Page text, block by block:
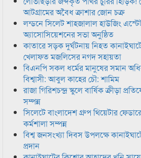
আটগ্রামের অবৈধ ক্রাশার জোন চক্র
লন্ডনে সিলেট শাহজালাল হাউজিং
অ্যাসোসিয়েশনের সভা অনুষ্ঠিত
কাতারে সড়ক দুর্ঘটনায় নিহত
খেলাফত মজলিসের নগদ সহায়তা
বিএনপি সকল ধর্মের মানুষের সমান
বিশ্বাসী: আবুল কাহের চৌ: শামিম
রাজা গিরিশচন্দ্র স্কুলে বার্ষিক ক্রীড়া
সম্পন্ন
সিলেটে বাংলাদেশ গ্রুপ থিয়েটার
কর্মশালা সম্পন্ন
বিশ্ব জনসংখ্যা দিবস উপলক্ষে
প্রদান